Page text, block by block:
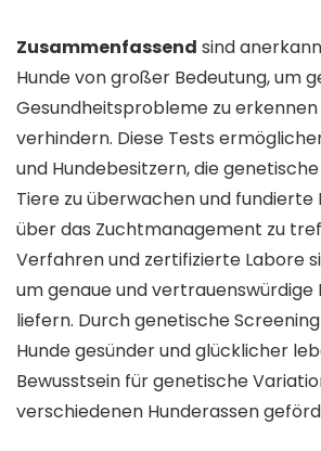
Zusammenfassend sind
Hunde von großer Bedeutung, um
Gesundheitsprobleme zu erkennen
verhindern. Diese Tests
und Hundebesitzern, die
Tiere zu überwachen und fundierte
über das Zuchtmanagement zu
Verfahren und zertifizierte Labore
um genaue und vertrauenswürdige
liefern. Durch genetische
Hunde gesünder und glücklicher
Bewusstsein für genetische
verschiedenen Hunderassen